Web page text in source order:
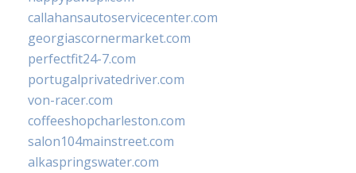
callahansautoservicecenter.com
georgiascornermarket.com
perfectfit24-7.com
portugalprivatedriver.com
von-racer.com
coffeeshopcharleston.com
salon104mainstreet.com
alkaspringswater.com